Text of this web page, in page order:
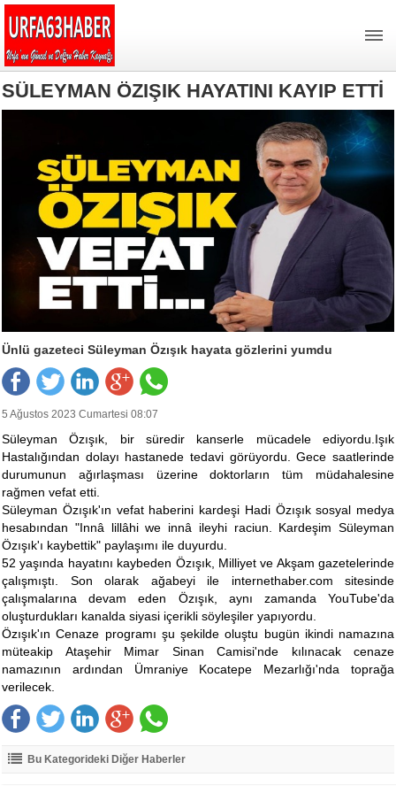
SÜLEYMAN ÖZIŞIK HAYATINI KAYIP ETTİ
Ünlü gazeteci Süleyman Özışık hayata gözlerini yumdu
5 Ağustos 2023 Cumartesi 08:07
Süleyman Özışık, bir süredir kanserle mücadele ediyordu.Işık
Hastalığından dolayı hastanede tedavi görüyordu. Gece saatlerinde
durumunun ağırlaşması üzerine doktorların tüm müdahalesine
rağmen vefat etti.
Süleyman Özışık'ın vefat haberini kardeşi Hadi Özışık sosyal medya
hesabından "Innâ lillâhi we innâ ileyhi raciun. Kardeşim Süleyman
Özışık'ı kaybettik" paylaşımı ile duyurdu.
52 yaşında hayatını kaybeden Özışık, Milliyet ve Akşam gazetelerinde
çalışmıştı. Son olarak ağabeyi ile internethaber.com sitesinde
çalışmalarına devam eden Özışık, aynı zamanda YouTube'da
oluşturdukları kanalda siyasi içerikli söyleşiler yapıyordu.
Özışık'ın Cenaze programı şu şekilde oluştu bugün ikindi namazına
müteakip Ataşehir Mimar Sinan Camisi'nde kılınacak cenaze
namazının ardından Ümraniye Kocatepe Mezarlığı'nda toprağa
verilecek.
Bu Kategorideki Diğer Haberler